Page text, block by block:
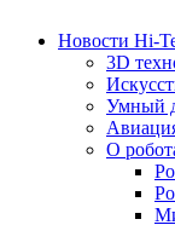
Новости Hi-
3D
Умный
О